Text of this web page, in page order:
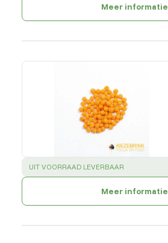
Meer informatie
SUCCESS:
UIT VOORRAAD LEVERBAAR
Meer informatie